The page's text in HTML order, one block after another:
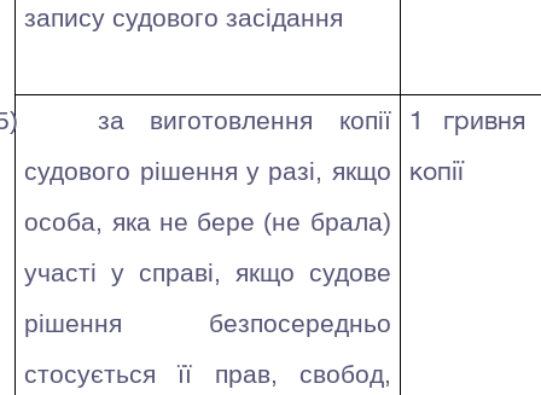
запису судового засідання
за виготовлення копії
судового рішення у разі, якщо
особа, яка не бере (не брала)
участі у справі, якщо судове
рішення безпосередньо
стосується її прав, свобод,
1
копії